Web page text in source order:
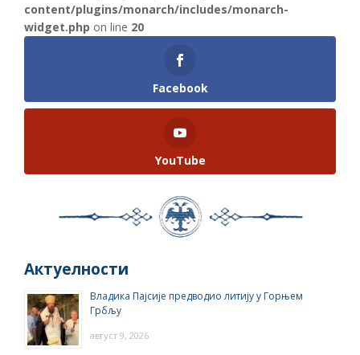
content/plugins/monarch/includes/monarch-
widget.php on line 20
Facebook
YouTube
Актуелности
Владика Пајсије предводио литију у Горњем
Грбљу
август 9, 2026